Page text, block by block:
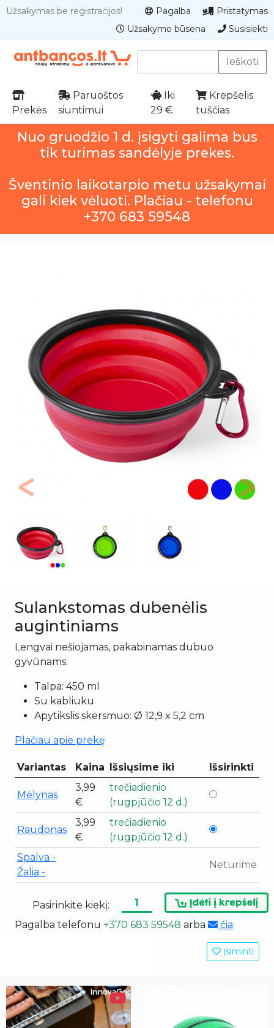
Užsakymas be registracijos! Pagalba
Pristatymas
Užsakymo būsena
Susisiekti
Ieškoti
Prekės
Paruoštos
siuntimui
Iki
29 €
Krepšelis
tuščias
Nuo gruodžio 1 d. įsigyti galima bus
tik turimas sandėlyje prekes.
Šventinio laikotarpio metu užsakymai
gali kiek vėluoti. Plačiau - telefonu
+370 683 59548
Previous Next
Sulankstomas dubenėlis
augintiniams
Lengvai nešiojamas, pakabinamas dubuo
gyvūnams.
Talpa: 450 ml
Su kabliuku
Apytikslis skersmuo: Ø 12,9 x 5,2 cm
Plačiau apie prekę
Variantas Kaina Išsiųsime iki Išsirinkti
Mėlynas
3,99
€
trečiadienio
(rugpjūčio 12 d.)
Raudonas
3,99
€
trečiadienio
(rugpjūčio 12 d.)
Spalva -
Žalia -
Neturime
Pasirinkite kiekį:
Pagalba telefonu +370 683 59548 arba čia
Įsiminti